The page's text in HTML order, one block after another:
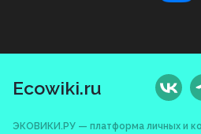
Ecowiki.ru
ЭКОВИКИ.РУ — платформа личных и